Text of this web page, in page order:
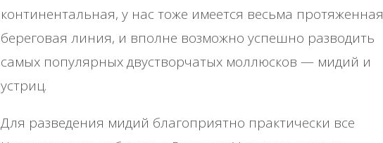
континентальная, у нас тоже имеется весьма протяженная
береговая линия, и вполне возможно успешно разводить
самых популярных двустворчатых моллюсков — мидий и
устриц.
Для разведения мидий благоприятно практически все